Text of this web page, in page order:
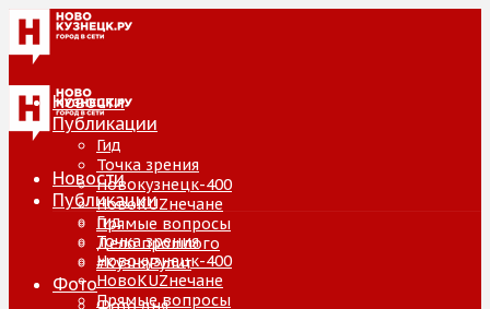
Новости
Публикации
Гид
Точка зрения
Новокузнецк-400
НовоKUZнечане
Прямые вопросы
Дело прошлого
#КузняРулит
Фото
Новости
Публикации
Гид
Точка зрения
Новокузнецк-400
НовоKUZнечане
Прямые вопросы